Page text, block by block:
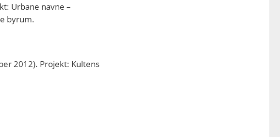
Urbane navne –
byrum.
2012). Projekt: Kultens